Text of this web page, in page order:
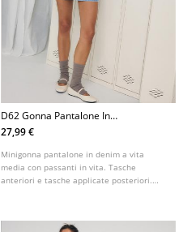
D62 Gonna Pantalone In
Denim
27,99 €
Minigonna pantalone in denim a vita
media con passanti in vita. Tasche
anteriori e tasche applicate posteriori.